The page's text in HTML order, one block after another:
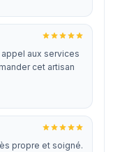
aux services
cet artisan
propre et soigné.